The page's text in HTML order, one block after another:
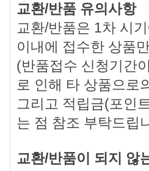
교환/반품 유의사항
교환/반품은 1차 시
이내에 접수한 상품
(반품접수 신청기간
로 인해 타 상품으로
그리고 적립금(포인
는 점 참조 부탁드립
교환/반품이 되지 않